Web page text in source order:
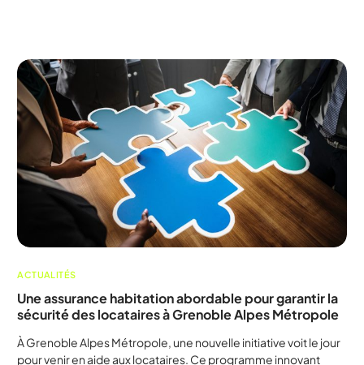
ACTUALITÉS
Une assurance habitation abordable pour garantir la
sécurité des locataires à Grenoble Alpes Métropole
À Grenoble Alpes Métropole, une nouvelle initiative voit le jour
pour venir en aide aux locataires. Ce programme innovant